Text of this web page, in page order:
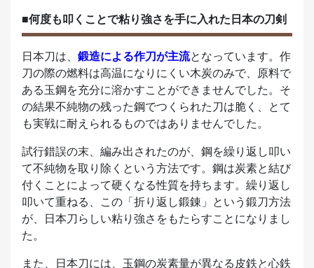
■何度も叩くことで粘り強さを手に入れた日本の刀剣
日本刀は、 鍛造による作刀が主流となっています。作
刀の際の燃料は高温になりにくい木炭のみで、原料で
ある玉鋼を充分に溶かすことができませんでした。そ
の結果不純物の残った鋼でつくられた刀は脆く、とて
も実戦に耐えられるものではありませんでした。
試行錯誤の末、編み出されたのが、鋼を繰り返し叩い
て不純物を取り除くという方法です。鋼は炭素と結び
付くことによって硬くなる性質を持ちます。繰り返し
叩いて重ねる、この「折り返し鍛錬」という鍛刀方法
が、日本刀らしい粘り強さをもたらすことになりまし
た。
また、日本刀には、玉鋼の炭素量が異なる皮鉄と心鉄